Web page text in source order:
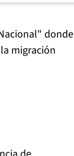
donde
migración